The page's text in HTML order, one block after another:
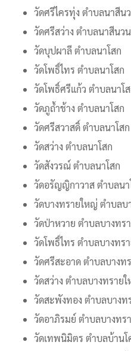
วัดศรีไครทุ่ง ตำบลนาสีน
วัดศรีสว่าง ตำบลนาสีนวน
วัดบุปผาลี ตำบลนาโสก
วัดโพธิ์ไทร ตำบลนาโสก
วัดโพธิ์ศรีแก้ว ตำบลนาโ
วัดภูถ้ำช้าง ตำบลนาโสก
วัดศรีสวาสดิ์ ตำบลนาโสก
วัดสว่าง ตำบลนาโสก
วัดสังวรณ์ ตำบลนาโสก
วัดอรัญญิกาวาส ตำบลนา
วัดบางทรายใหญ่ ตำบลบ
วัดป่าหวาย ตำบลบางทร
วัดโพธิ์ไทร ตำบลบางทร
วัดศรีสะอาด ตำบลบางท
วัดสว่าง ตำบลบางทราย
วัดสะพังทอง ตำบลบางท
วัดอาภิรมย์ ตำบลบางทร
วัดเทพนิมิตร ตำบลบ้านโ